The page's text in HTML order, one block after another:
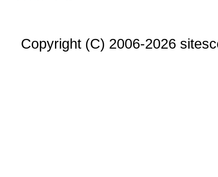
Copyright (C) 2006-2026